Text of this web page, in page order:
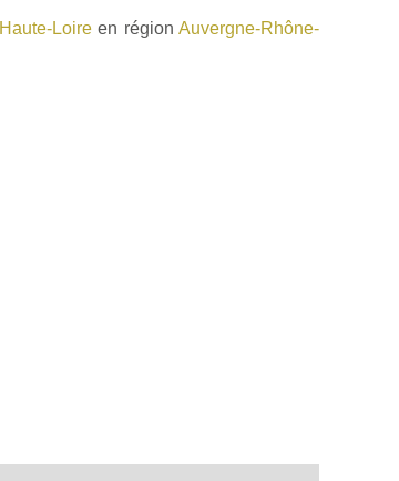
Haute-Loireen régionAuvergne-Rhône-